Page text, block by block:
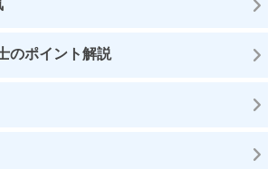
のポイント解説